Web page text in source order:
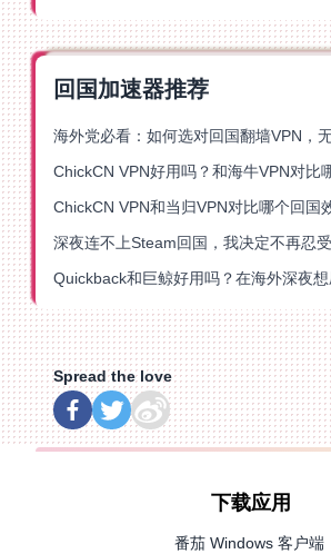
回国加速器推荐
深夜连不上Steam回国，我决定不再忍
Spread the love
下载应用
番茄 Windows 客户端